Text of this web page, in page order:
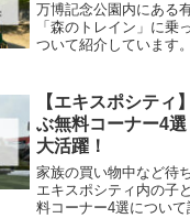
万博記念公園内にある
「森のトレイン」に乗
ついて紹介しています。
【エキスポシティ
ぶ無料コーナー4
大活躍！
家族の買い物中など待
エキスポシティ内の子
料コーナー4選につい